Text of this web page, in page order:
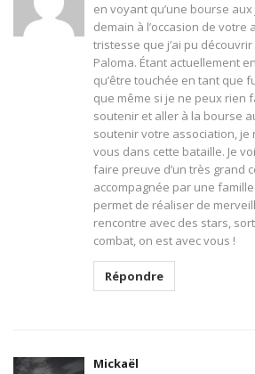
en voyant qu’une bourse
demain à l’occasion de votre
tristesse que j’ai pu
Paloma. Étant actuellement
qu’être touchée en tant que
que même si je ne peux rien
soutenir et aller à la bourse
soutenir votre association,
vous dans cette bataille. Je
faire preuve d’un très grand
accompagnée par une
permet de réaliser de
rencontre avec des stars,
combat, on est avec vous !
Répondre
Mickaël